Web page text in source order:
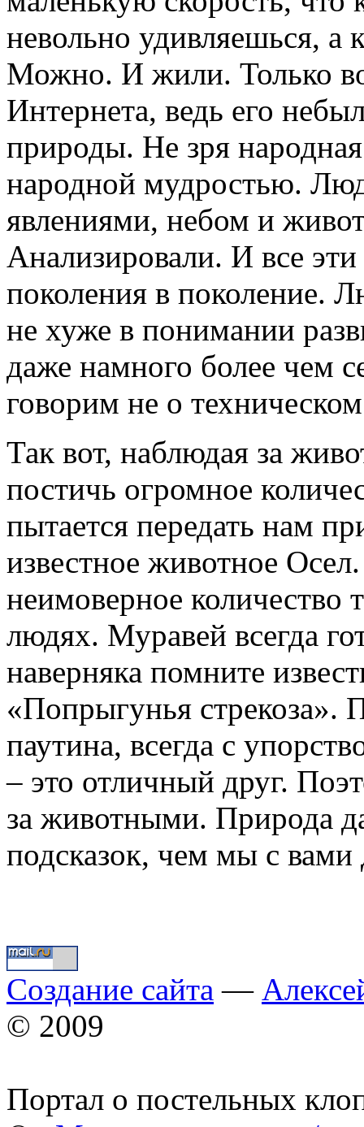
невольно удивляешься,
Можно. И жили. Только
Интернета, ведь его
природы. Не зря
народной мудростью.
явлениями, небом и
Анализировали. И все эти
поколения в поколение.
не хуже в понимании
даже намного более чем
говорим не о
Так вот, наблюдая за
постичь огромное
пытается передать нам
известное животное
неимоверное количество
людях. Муравей всегда
наверняка помните
«Попрыгунья стрекоза».
паутина, всегда с
– это отличный друг.
за животными. Природа
подсказок, чем мы с
Создание сайта —
© 2009
Портал о постельных